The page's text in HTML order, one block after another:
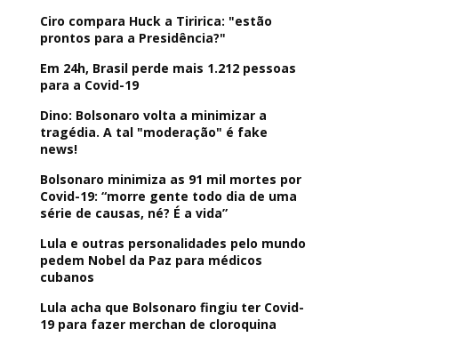
Ciro compara Huck a Tiririca: "estão
prontos para a Presidência?"
Em 24h, Brasil perde mais 1.212 pessoas
para a Covid-19
Dino: Bolsonaro volta a minimizar a
tragédia. A tal "moderação" é fake
news!
Bolsonaro minimiza as 91 mil mortes por
Covid-19: “morre gente todo dia de uma
série de causas, né? É a vida”
Lula e outras personalidades pelo mundo
pedem Nobel da Paz para médicos
cubanos
Lula acha que Bolsonaro fingiu ter Covid-
19 para fazer merchan de cloroquina